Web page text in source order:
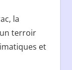
la
terroir
et